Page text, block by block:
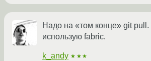
Надо на «том конце» git pull.
использую fabric.
k_andy ★★★